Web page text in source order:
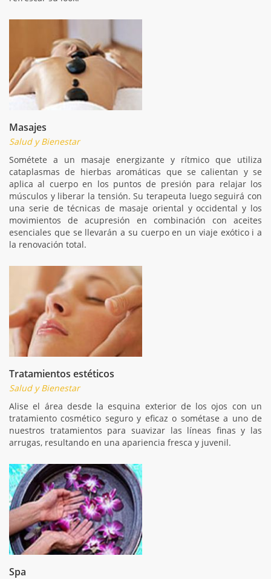
Masajes
Salud y Bienestar
Sométete a un masaje energizante y rítmico que utiliza
cataplasmas de hierbas aromáticas que se calientan y se
aplica al cuerpo en los puntos de presión para relajar los
músculos y liberar la tensión. Su terapeuta luego seguirá con
una serie de técnicas de masaje oriental y occidental y los
movimientos de acupresión en combinación con aceites
esenciales que se llevarán a su cuerpo en un viaje exótico i a
la renovación total.
Tratamientos estéticos
Salud y Bienestar
Alise el área desde la esquina exterior de los ojos con un
tratamiento cosmético seguro y eficaz o sométase a uno de
nuestros tratamientos para suavizar las líneas finas y las
arrugas, resultando en una apariencia fresca y juvenil.
Spa